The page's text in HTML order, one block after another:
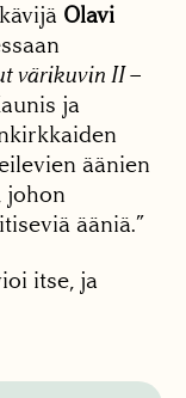
Olavi
värikuvin II–
ja
äänien
johon
ääniä.”
itse, ja